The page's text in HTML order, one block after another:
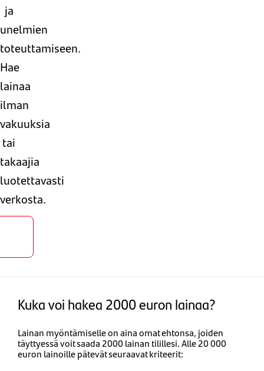
ja
unelmien
toteuttamiseen.
Hae
lainaa
ilman
vakuuksia
tai
takaajia
luotettavasti
verkosta.
Kuka voi hakea 2000 euron lainaa?
Lainan myöntämiselle on aina omat ehtonsa, joiden
täyttyessä voit saada 2000 lainan tilillesi. Alle 20 000
euron lainoille pätevät seuraavat kriteerit: